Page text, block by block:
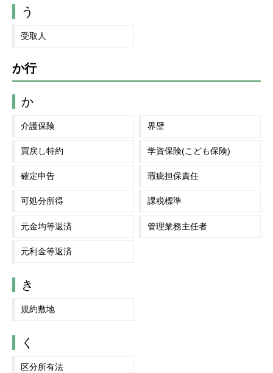
う
受取人
か行
か
介護保険 界壁
買戻し特約 学資保険(こども保険)
確定申告 瑕疵担保責任
可処分所得 課税標準
元金均等返済 管理業務主任者
元利金等返済
き
規約敷地
く
区分所有法